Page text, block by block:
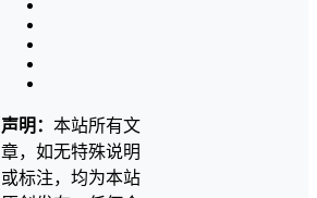
声明： 本站所有文
章，如无特殊说明
或标注，均为本站